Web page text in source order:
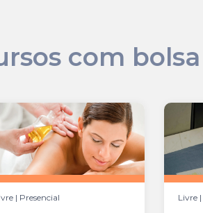
com
| Presencial Livre